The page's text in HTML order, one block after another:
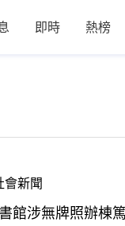
即時 熱榜
會新聞
館涉無牌照辦